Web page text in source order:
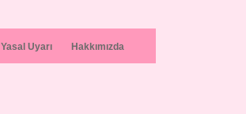
Yasal Uyarı Hakkımızda